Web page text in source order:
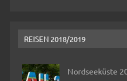
REISEN 2018/2019
Nordseeküste